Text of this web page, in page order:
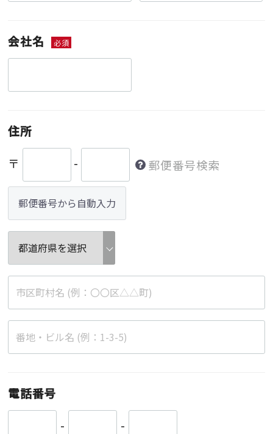
会社名 必須
住所
〒
- 郵便番号検索
郵便番号から自動入力
電話番号
-
-